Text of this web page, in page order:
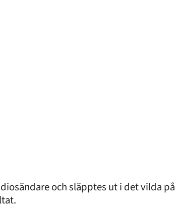
och släpptes ut i det vilda på